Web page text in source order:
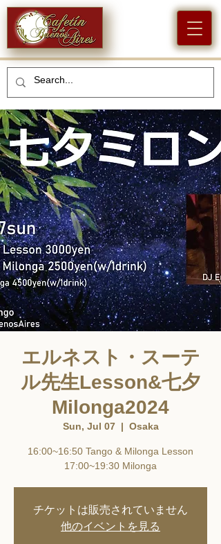
エルネスト・スーテ
ル先生Lesson&七夕
Milonga2024
Sun, Jul 07
  |
Osaka
16:00~16:50 Tango & Milonga Lesson
17:00~19:30 Milonga
チケットは販売されていません
他のイベントを見る